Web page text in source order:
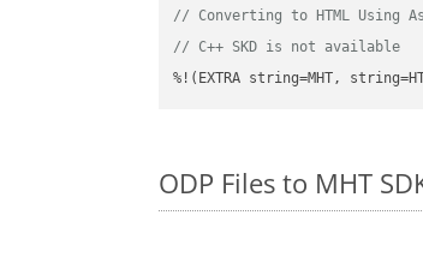
// Converting to HTML Using
// C++ SKD is not available
%!(EXTRA string=MHT,
ODP Files to MHT